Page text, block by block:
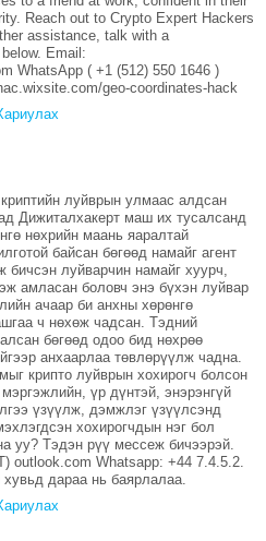
Reach out to Crypto Expert Hackers
assistance, talk with a
Email:
WhatsApp ( +1 (512) 550 1646 )
geo-coordinates-hack
луйврын улмаас алдсан
Дижиталхакерт маш их тусалсанд
нөхрийн маань яаралтай
байсан бөгөөд намайг агент
луйварчин намайг хуурч,
амласан боловч энэ бүхэн луйвар
ачаар би анхны хөрөнгө
ч нөхөж чадсан. Тэдний
бөгөөд одоо бид нөхрөө
анхаарлаа төвлөрүүлж чадна.
крипто луйврын хохирогч болсон
үр дүнтэй, энэрэнгүй
үзүүлж, дэмжлэг үзүүлсэнд
хохирогчдын нэг бол
уу? Тэдэн рүү мессеж бичээрэй.
outlook.com Whatsapp: +44 7.4.5.2.
дараа нь баярлалаа.